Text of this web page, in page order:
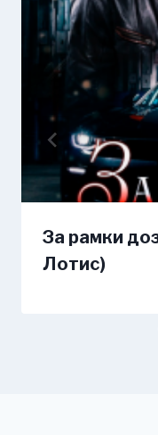
За рамки
Лотис)